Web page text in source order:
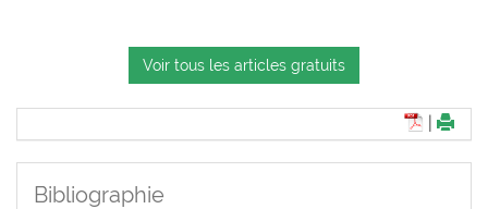
Voir tous les articles gratuits
Bibliographie